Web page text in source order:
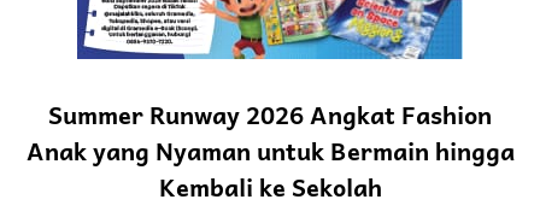
Summer Runway 2026 Angkat Fashion
Anak yang Nyaman untuk Bermain hingga
Kembali ke Sekolah